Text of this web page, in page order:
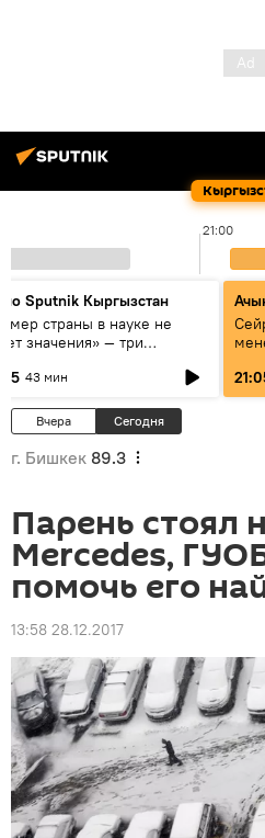
21:00
Sputnik Кыргызстан
страны в науке не
значения» — три
и Кыргызстана в
43 мин
Вчера Сегодня
г. Бишкек 89.3
Парень стоял
Mercedes,
помочь его
13:58 28.12.2017